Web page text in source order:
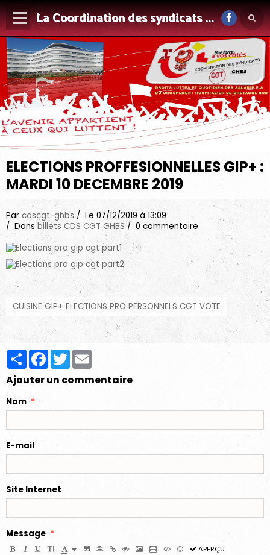
La Coordination des syndicats CGT du GHBS
ELECTIONS PROFFESIONNELLES GIP+ :
MARDI 10 DECEMBRE 2019
Par cdscgt-ghbs Le 07/12/2019 à 13:09
Dans billets CDS CGT GHBS 0 commentaire
CUISINE GIP+ ELECTIONS PRO PERSONNELS CGT VOTE
PartagerFacebook
Twitter
Ajouter un commentaire
Nom
E-mail
Site Internet
Message
APERÇU